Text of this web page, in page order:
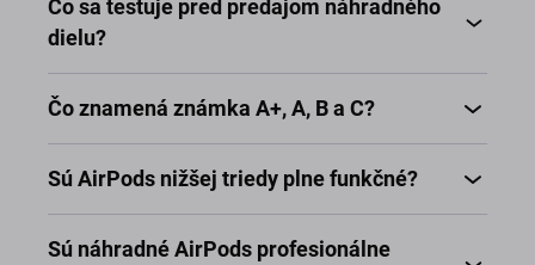
Čo sa testuje pred predajom náhradného
dielu?
Čo znamená známka A+, A, B a C?
Sú AirPods nižšej triedy plne funkčné?
Sú náhradné AirPods profesionálne